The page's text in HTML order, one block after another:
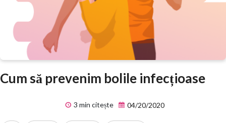
Cum să prevenim bolile infecțioase
3 min citește 04/20/2020